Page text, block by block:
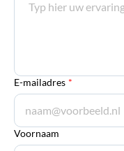
E-mailadres *
Voornaam